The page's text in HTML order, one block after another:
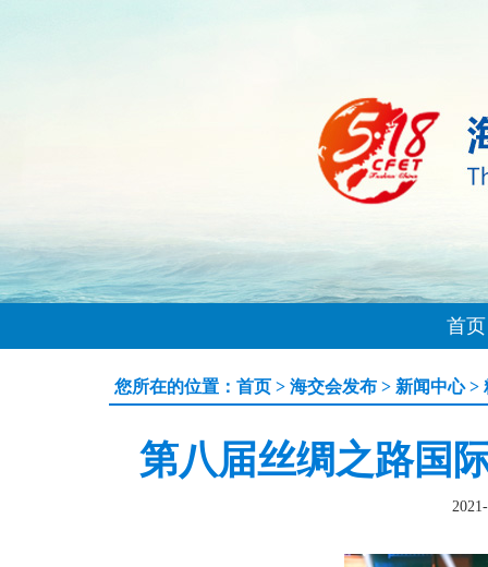
首页
您所在的位置： 首页 > 海交会发布 > 新闻中心>
第八届丝绸之路国